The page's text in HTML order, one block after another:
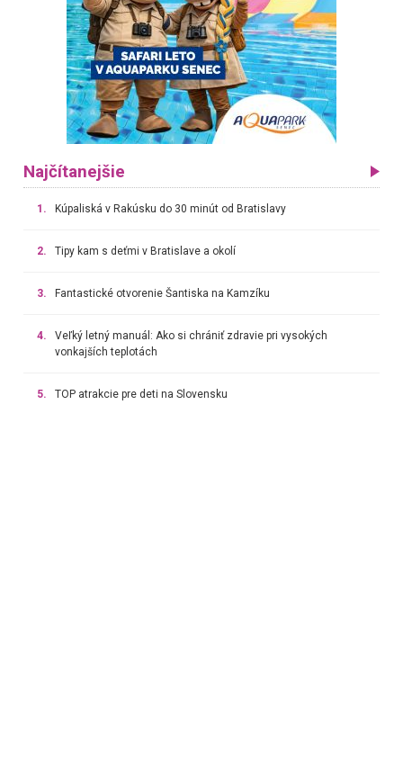
Najčítanejšie
1. Kúpaliská v Rakúsku do 30 minút od Bratislavy
2. Tipy kam s deťmi v Bratislave a okolí
3. Fantastické otvorenie Šantiska na Kamzíku
4.
Veľký letný manuál: Ako si chrániť zdravie pri vysokých
vonkajších teplotách
5. TOP atrakcie pre deti na Slovensku